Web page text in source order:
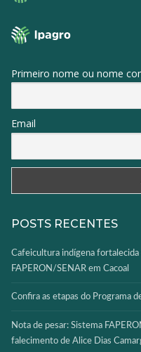
Primeiro nome ou nome
Email
POSTS RECENTES
Cafeicultura indígena fortalecida
FAPERON/SENAR em Cacoal
Confira as etapas do Programa
Nota de pesar: Sistema
falecimento de Alice Dias